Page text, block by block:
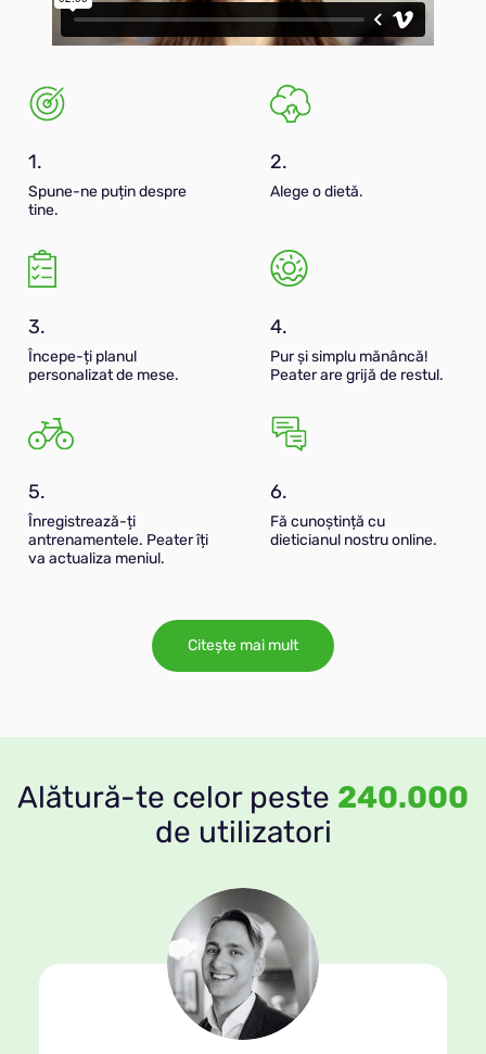
1.
Spune-ne puțin despre
tine.
2.
Alege o dietă.
3.
Începe-ți planul
personalizat de mese.
4.
Pur și simplu mănâncă!
Peater are grijă de restul.
5.
Înregistrează-ți
antrenamentele. Peater îți
va actualiza meniul.
6.
Fă cunoștință cu
dieticianul nostru online.
Citește mai mult
Alătură-te celor peste 240.000
de utilizatori